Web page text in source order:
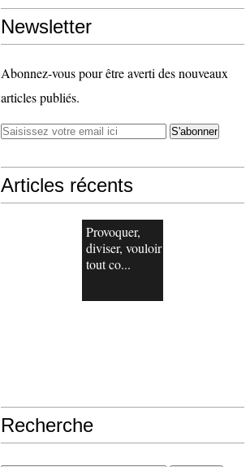
Newsletter
Abonnez-vous pour être averti des nouveaux
articles publiés.
Articles récents
Provoquer,
diviser, vouloir
tout co...
Recherche